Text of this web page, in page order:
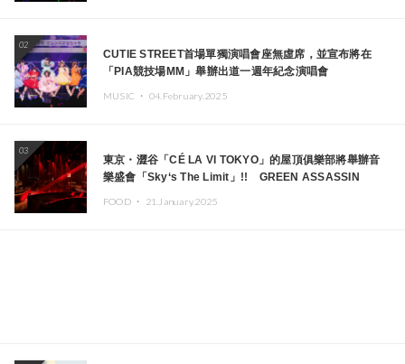
02
CUTIE STREET首場單獨演唱會座無虛席，並宣布將在
「PIA競技場MM」舉辦出道一週年紀念演唱會
MUSIC ・ 04.February.2025
03
東京・澀谷「CÉ LA VI TOKYO」的屋頂俱樂部將舉辦音
樂盛會「Sky‘s The Limit」!! GREEN ASSASSIN
FOOD ・ 21.January.2025